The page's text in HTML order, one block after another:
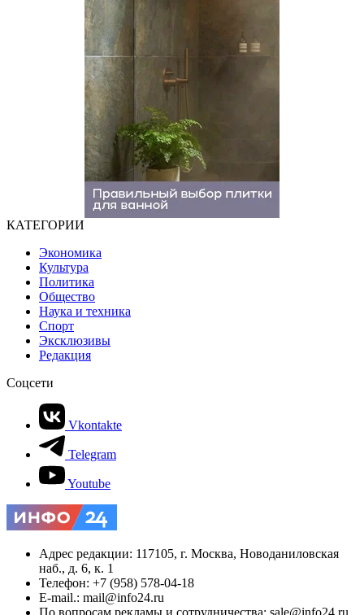
КАТЕГОРИИ
Экономика
Культура
Политика
Общество
Наука и техника
Спорт
Эксклюзивы
Редакция
Соцсети
Vkontakte
Telegram
Youtube
Адрес редакции: 117105, г. Москва, Новоданиловская
наб., д. 6, к. 1
Телефон: +7 (958) 578-04-18
E-mail.: mail@info24.ru
По вопросам рекламы и сотрудничества: sale@info24.ru